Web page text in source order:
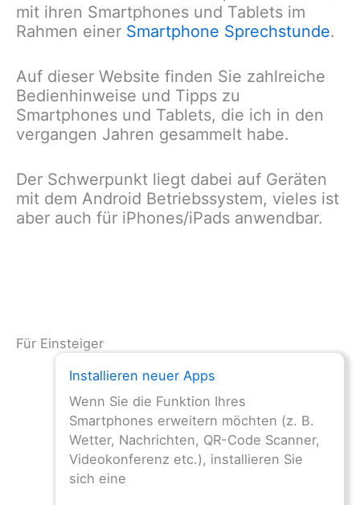
mit ihren Smartphones und Tablets im
Rahmen einer Smartphone Sprechstunde.
Auf dieser Website finden Sie zahlreiche
Bedienhinweise und Tipps zu
Smartphones und Tablets, die ich in den
vergangen Jahren gesammelt habe.
Der Schwerpunkt liegt dabei auf Geräten
mit dem Android Betriebssystem, vieles ist
aber auch für iPhones/iPads anwendbar.
Für Einsteiger
Installieren neuer Apps
Wenn Sie die Funktion Ihres
Smartphones erweitern möchten (z. B.
Wetter, Nachrichten, QR-Code Scanner,
Videokonferenz etc.), installieren Sie
sich eine